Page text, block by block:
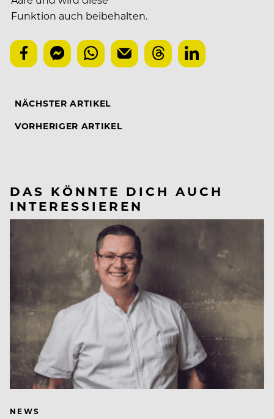
Funktion auch beibehalten.
NÄCHSTER ARTIKEL
VORHERIGER ARTIKEL
DAS KÖNNTE DICH AUCH
INTERESSIEREN
NEWS